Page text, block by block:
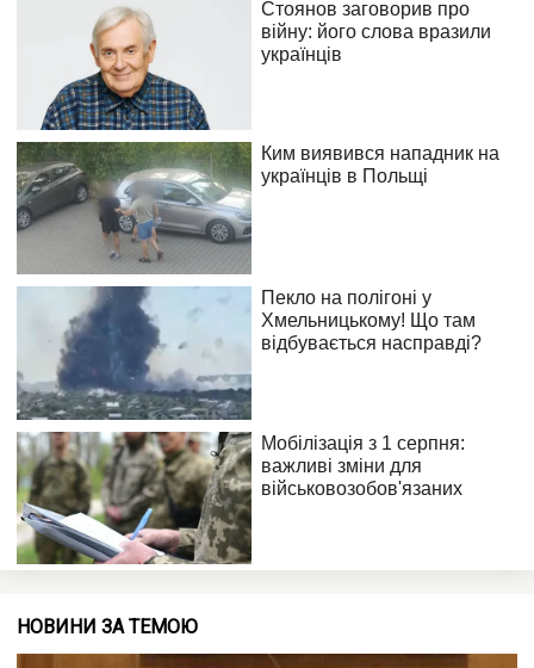
НОВИНИ ЗА ТЕМОЮ